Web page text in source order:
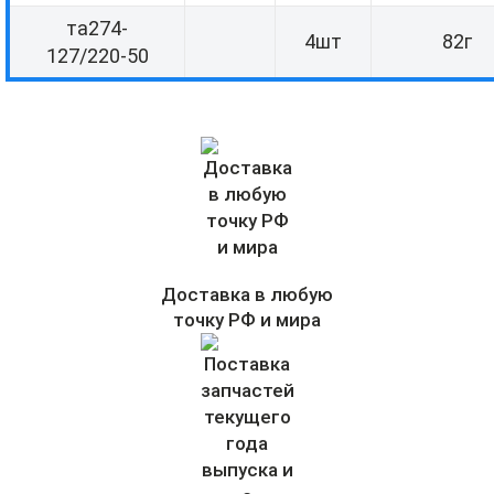
та274-
127/220-50
4шт 82г
Доставка в любую
точку РФ и мира